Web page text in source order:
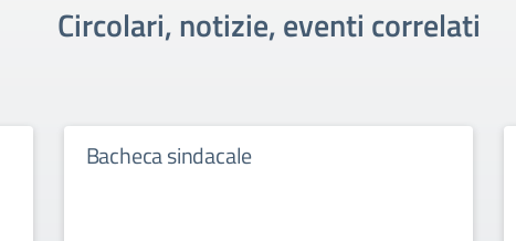
Circolari, notizie, eventi correlati
Bacheca sindacale